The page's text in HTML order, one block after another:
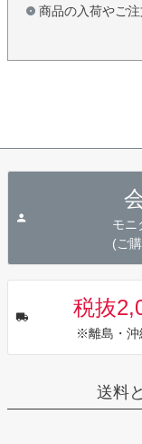
商品の入荷やご
モニ
(ご
税抜
※離島・沖
送料